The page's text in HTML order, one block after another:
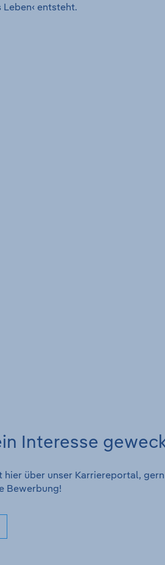
Leben‹ entsteht.
Interesse
hier über unser Karriereportal,
Bewerbung!